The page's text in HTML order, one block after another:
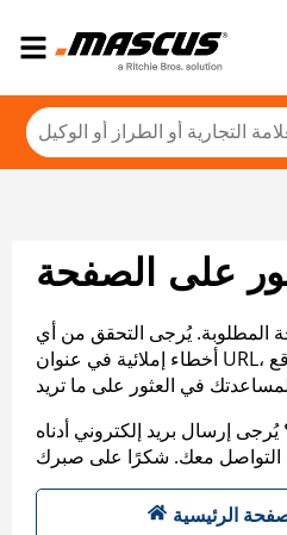
على الصفحة
المطلوبة. يُرجى التحقق من أي
أخطاء إملائية في عنوان URL، أو عرض خريطة الموقع
إرسال بريد إلكتروني أدناه
الرئيسية